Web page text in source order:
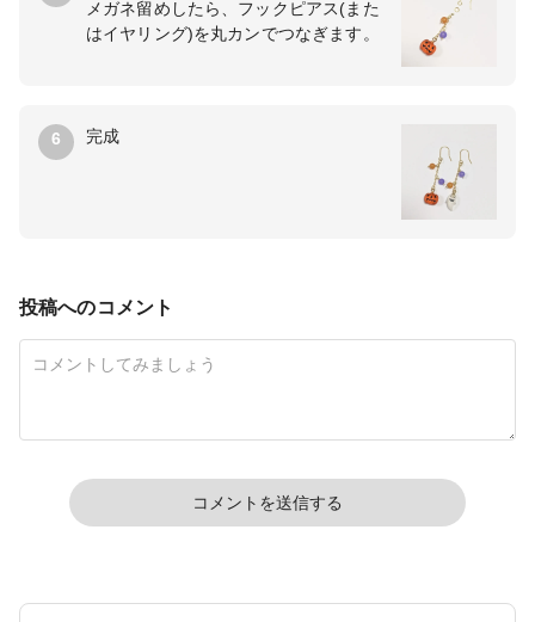
メガネ留めしたら、フックピアス(また
はイヤリング)を丸カンでつなぎます。
6 完成
投稿へのコメント
コメントを送信する